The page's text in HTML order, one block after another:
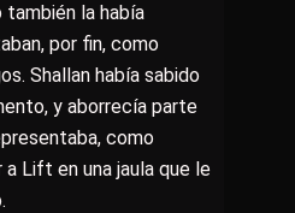
también la había
por fin, como
Shallan había sabido
y aborrecía parte
como
Lift en una jaula que le